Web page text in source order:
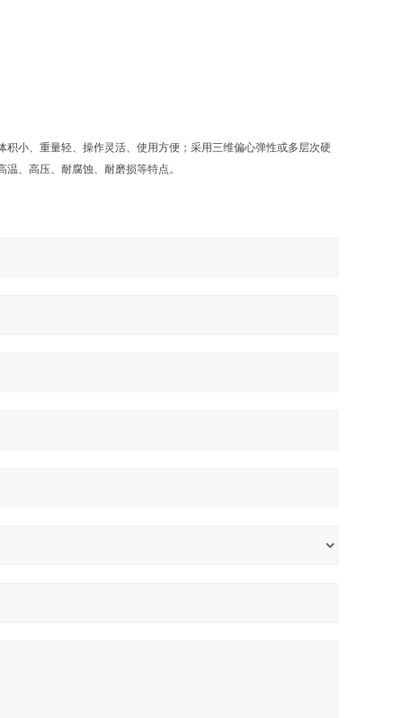
小、重量轻、操作灵活、使用方便；采用三维偏心弹性或多层次硬
、高压、耐腐蚀、耐磨损等特点。